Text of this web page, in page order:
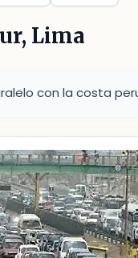
Lima
con la costa